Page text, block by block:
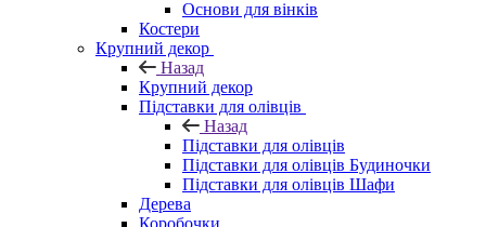
Основи для вінків
Костери
Крупний декор
Назад
Крупний декор
Підставки для олівців
Назад
Підставки для олівців
Підставки для олівців Будиночки
Підставки для олівців Шафи
Дерева